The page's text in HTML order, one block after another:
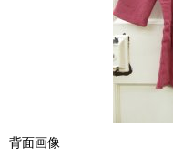
背面画像